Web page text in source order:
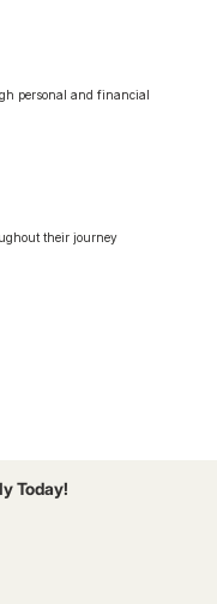
personal and financial
their journey
Today!